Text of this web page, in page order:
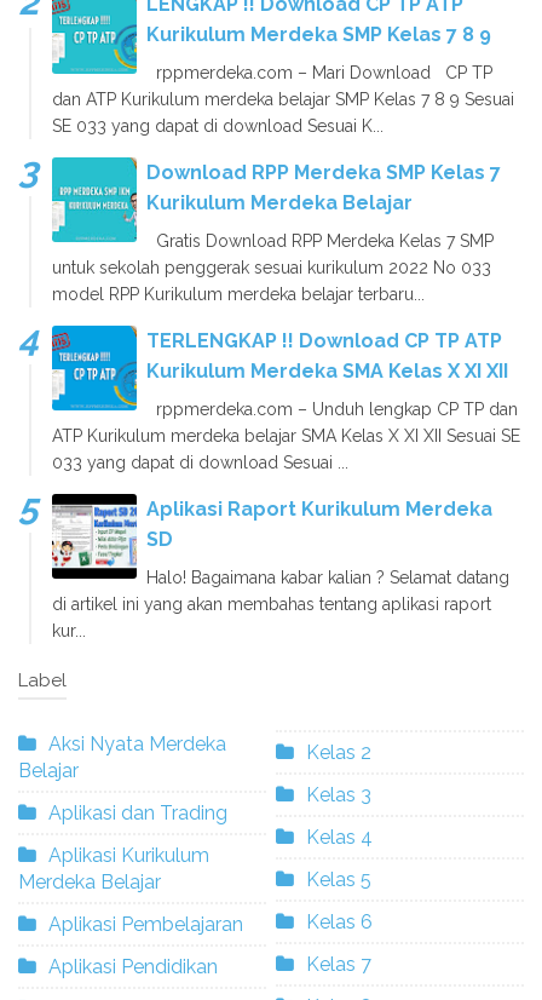
LENGKAP !! Download CP TP ATP
Kurikulum Merdeka SMP Kelas 7 8 9
rppmerdeka.com – Mari Download CP TP
dan ATP Kurikulum merdeka belajar SMP Kelas 7 8 9 Sesuai
SE 033 yang dapat di download Sesuai K...
Download RPP Merdeka SMP Kelas 7
Kurikulum Merdeka Belajar
Gratis Download RPP Merdeka Kelas 7 SMP
untuk sekolah penggerak sesuai kurikulum 2022 No 033
model RPP Kurikulum merdeka belajar terbaru...
TERLENGKAP !! Download CP TP ATP
Kurikulum Merdeka SMA Kelas X XI XII
rppmerdeka.com – Unduh lengkap CP TP dan
ATP Kurikulum merdeka belajar SMA Kelas X XI XII Sesuai SE
033 yang dapat di download Sesuai ...
Aplikasi Raport Kurikulum Merdeka
SD
Halo! Bagaimana kabar kalian ? Selamat datang
di artikel ini yang akan membahas tentang aplikasi raport
kur...
Label
Aksi Nyata Merdeka
Belajar
Aplikasi dan Trading
Aplikasi Kurikulum
Merdeka Belajar
Aplikasi Pembelajaran
Aplikasi Pendidikan
Kelas 2
Kelas 3
Kelas 4
Kelas 5
Kelas 6
Kelas 7